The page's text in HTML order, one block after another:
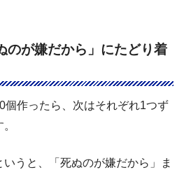
が嫌だから」にたどり着
個作ったら、次はそれぞれ1つず
うと、「死ぬのが嫌だから」ま